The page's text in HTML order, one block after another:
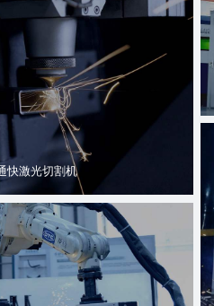
快激光切割机